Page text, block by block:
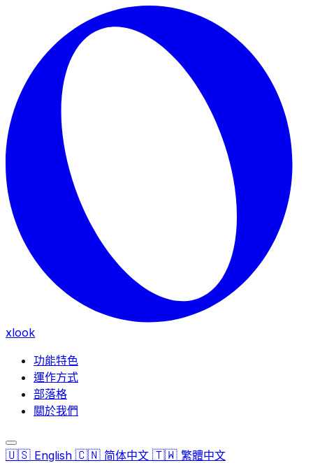
Skip to main content
xlook
功能特色
運作方式
部落格
關於我們
🇺🇸 English 🇨🇳 简体中文 🇹🇼 繁體中文